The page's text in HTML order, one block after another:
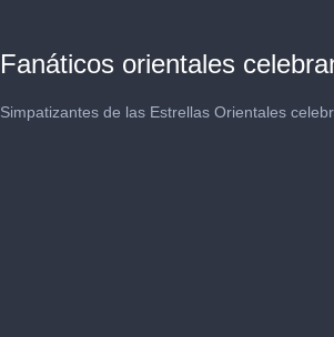
Fanáticos orientales
Simpatizantes de las Estrellas Orientales